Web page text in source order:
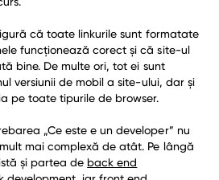
că toate linkurile sunt formatate
funcționează corect și că site-ul
bine. De multe ori, tot ei sunt
versiunii de mobil a site-ului, dar și
pe toate tipurile de browser.
„Ce este e un developer” nu
mai complexă de atât. Pe lângă
și partea de back end